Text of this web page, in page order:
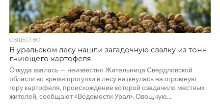
ОБЩЕСТВО
В уральском лесу нашли загадочную свалку из тонн
гниющего картофеля
Откуда взялась — неизвестно Жительница Свердловской
области во время прогулки в лесу наткнулась на огромную
гору картофеля, происхождение которой озадачило местных
жителей, сообщают «Ведомости Урал». Овощную...